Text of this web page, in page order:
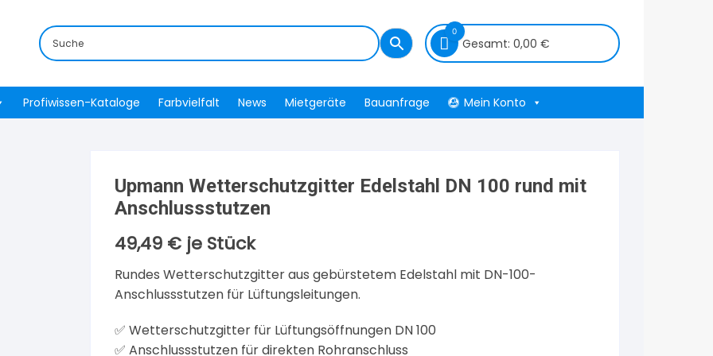
0
Gesamt: 0,00 €
Profiwissen-Kataloge Farbvielfalt News Mietgeräte Bauanfrage Mein Konto
Upmann Wetterschutzgitter Edelstahl DN 100 rund mit
Anschlussstutzen
49,49 € je Stück
Rundes Wetterschutzgitter aus gebürstetem Edelstahl mit DN-100-
Anschlussstutzen für Lüftungsleitungen.
✅ Wetterschutzgitter für Lüftungsöffnungen DN 100
✅ Anschlussstutzen für direkten Rohranschluss